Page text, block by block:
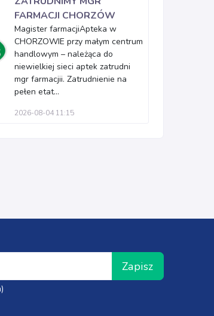
FARMACJI CHORZÓW
Magister farmacjiApteka w
CHORZOWIE przy małym centrum
handlowym – należąca do
niewielkiej sieci aptek zatrudni
mgr farmacjii. Zatrudnienie na
pełen etat...
2026-08-04 11:15
Zapisz